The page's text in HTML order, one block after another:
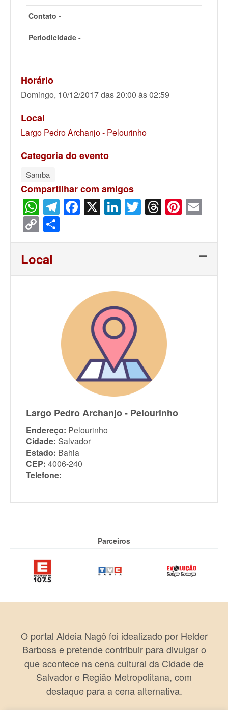
Contato -
Periodicidade -
Horário
Domingo, 10/12/2017 das 20:00 às 02:59
Local
Largo Pedro Archanjo - Pelourinho
Categoria do evento
Samba
Compartilhar com amigos
WhatsApp
Telegram
Facebook
X LinkedIn
Twitter
Threads
Copy
Link
Local
Largo Pedro Archanjo - Pelourinho
Endereço: Pelourinho
Cidade: Salvador
Estado: Bahia
CEP: 4006-240
Telefone:
Parceiros
O portal Aldeia Nagô foi idealizado por Helder
Barbosa e pretende contribuir para divulgar o
que acontece na cena cultural da Cidade de
Salvador e Região Metropolitana, com
destaque para a cena alternativa.